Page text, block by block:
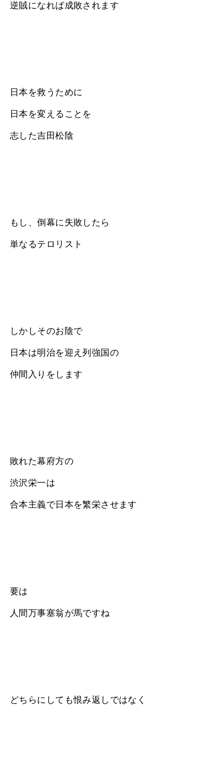
逆賊になれば成敗されます
日本を救うために
日本を変えることを
志した吉田松陰
もし、倒幕に失敗したら
単なるテロリスト
しかしそのお陰で
日本は明治を迎え列強国の
仲間入りをします
敗れた幕府方の
渋沢栄一は
合本主義で日本を繁栄させます
要は
人間万事塞翁が馬ですね
どちらにしても恨み返しではなく